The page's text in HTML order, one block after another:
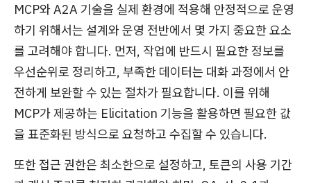
MCP와 A2A 기술을 실제 환경에 적용해 안정적으로 운영
하기 위해서는 설계와 운영 전반에서 몇 가지 중요한 요소
를 고려해야 합니다. 먼저, 작업에 반드시 필요한 정보를
우선순위로 정리하고, 부족한 데이터는 대화 과정에서 안
전하게 보완할 수 있는 절차가 필요합니다. 이를 위해
MCP가 제공하는 Elicitation 기능을 활용하면 필요한 값
을 표준화된 방식으로 요청하고 수집할 수 있습니다.
또한 접근 권한은 최소한으로 설정하고, 토큰의 사용 기간